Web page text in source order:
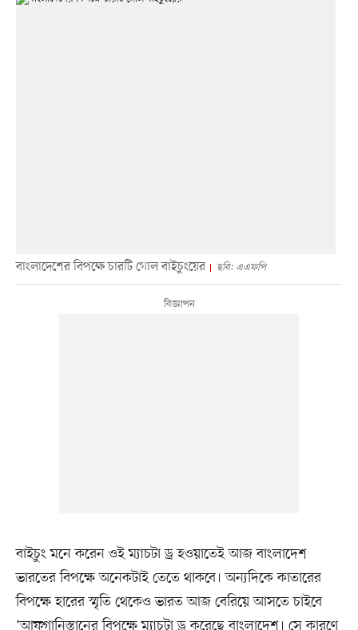
বাংলাদেশের বিপক্ষে চারটি গোল বাইচুংয়ের ছবি: এএফপি
বাইচুং মনে করেন ওই ম্যাচটা ড্র হওয়াতেই আজ বাংলাদেশ
ভারতের বিপক্ষে অনেকটাই তেতে থাকবে। অন্যদিকে কাতারের
বিপক্ষে হারের স্মৃতি থেকেও ভারত আজ বেরিয়ে আসতে চাইবে
‘আফগানিস্তানের বিপক্ষে ম্যাচটা ড্র করেছে বাংলাদেশ। সে কারণে